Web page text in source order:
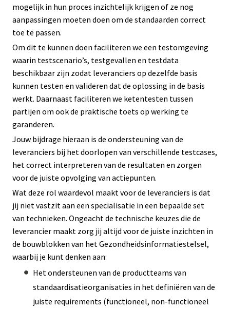
mogelijk in hun proces inzichtelijk krijgen of ze nog
aanpassingen moeten doen om de standaarden correct
toe te passen.
Om dit te kunnen doen faciliteren we een testomgeving
waarin testscenario’s, testgevallen en testdata
beschikbaar zijn zodat leveranciers op dezelfde basis
kunnen testen en valideren dat de oplossing in de basis
werkt. Daarnaast faciliteren we ketentesten tussen
partijen om ook de praktische toets op werking te
garanderen.
Jouw bijdrage hieraan is de ondersteuning van de
leveranciers bij het doorlopen van verschillende testcases,
het correct interpreteren van de resultaten en zorgen
voor de juiste opvolging van actiepunten.
Wat deze rol waardevol maakt voor de leveranciers is dat
jij niet vastzit aan een specialisatie in een bepaalde set
van technieken. Ongeacht de technische keuzes die de
leverancier maakt zorg jij altijd voor de juiste inzichten in
de bouwblokken van het Gezondheidsinformatiestelsel,
waarbij je kunt denken aan:
Het ondersteunen van de productteams van
standaardisatieorganisaties in het definiëren van de
juiste requirements (functioneel, non-functioneel